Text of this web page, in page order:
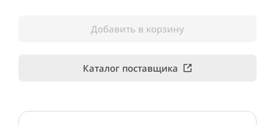
Добавить в корзину
Каталог поставщика